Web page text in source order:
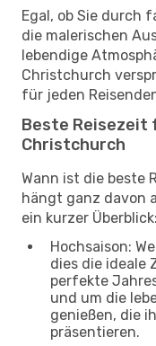
Egal, ob Sie durch
die malerischen
lebendige
Christchurch
für jeden
Beste Reisezeit
Christchurch
Wann ist die beste
hängt ganz davon
ein kurzer Überblick:
Hochsaison:
dies die ideale
perfekte
und um die
genießen, die
präsentieren.